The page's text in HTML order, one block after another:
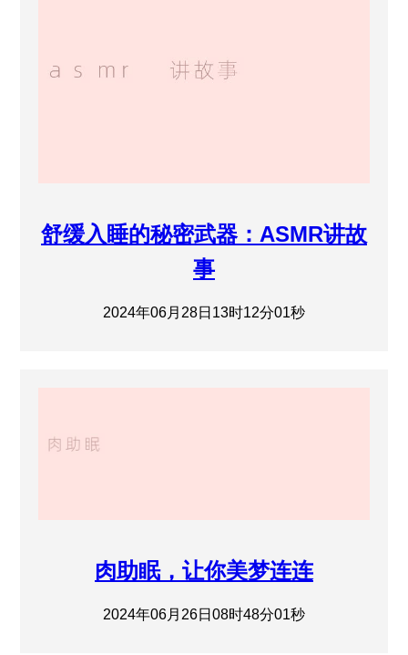
舒缓入睡的秘密武器：ASMR讲故
事
2024年06月28日13时12分01秒
肉助眠，让你美梦连连
2024年06月26日08时48分01秒